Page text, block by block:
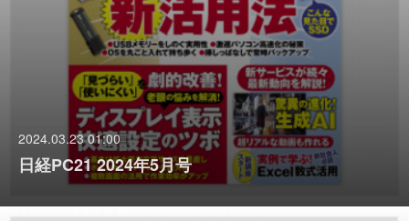
2024.03.23 01:00
日経PC21 2024年5月号